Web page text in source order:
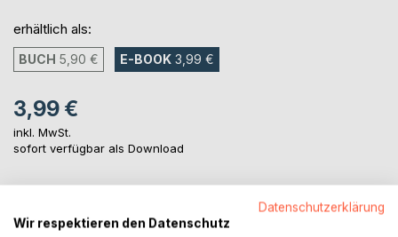
erhältlich als:
BUCH 5,90 € E-BOOK 3,99 €
3,99 €
inkl. MwSt.
sofort verfügbar als Download
Datenschutzerklärung
Wir respektieren den Datenschutz